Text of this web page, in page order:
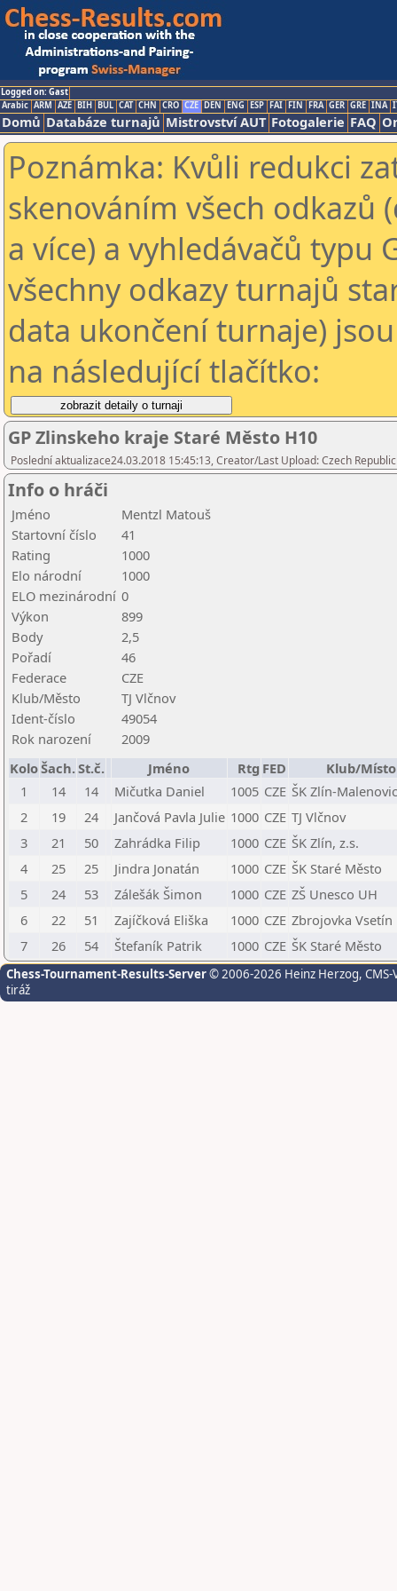
Logged on: Gast
Arabic ARM AZE BIH BUL CAT CHN CRO CZE DEN ENG ESP FAI FIN FRA GER GRE INA
Domů Databáze turnajů Mistrovství AUT Fotogalerie FAQ
Poznámka: Kvůli redukci
skenováním všech odkazů
a více) a vyhledávačů typu
všechny odkazy turnajů
data ukončení turnaje)
na následující tlačítko:
GP Zlinskeho kraje Staré Město H10
Poslední aktualizace24.03.2018 15:45:13, Creator/Last Upload: Czech
Info o hráči
Jméno
Mentzl Matouš
Startovní číslo
41
Rating
1000
Elo národní
1000
ELO mezinárodní 0
Výkon
899
Body
2,5
Pořadí
46
Federace
CZE
Klub/Město
TJ Vlčnov
Ident-číslo
49054
Rok narození
2009
KoloŠach.St.č. Jméno Rtg FED
Klub/Místo
1
14 14 Mičutka Daniel 1005 CZE ŠK Zlín-
2
19 24 Jančová Pavla Julie 1000 CZE TJ Vlčnov
3
21 50 Zahrádka Filip 1000 CZE ŠK Zlín, z.s.
4
25 25 Jindra Jonatán 1000 CZE ŠK Staré Město
5
24 53 Zálešák Šimon 1000 CZE ZŠ Unesco UH
6
22 51 Zajíčková Eliška 1000 CZE Zbrojovka Vsetín
7
26 54 Štefaník Patrik 1000 CZE ŠK Staré Město
Chess-Tournament-Results-Server© 2006-2026 Heinz Herzog,
tiráž